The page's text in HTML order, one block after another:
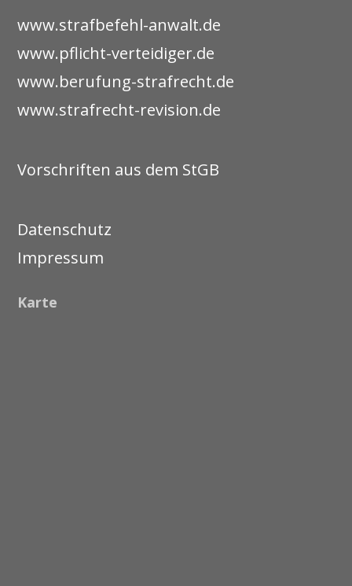
www.strafbefehl-anwalt.de
www.pflicht-verteidiger.de
www.berufung-strafrecht.de
www.strafrecht-revision.de
Vorschriften aus dem StGB
Datenschutz
Impressum
Karte